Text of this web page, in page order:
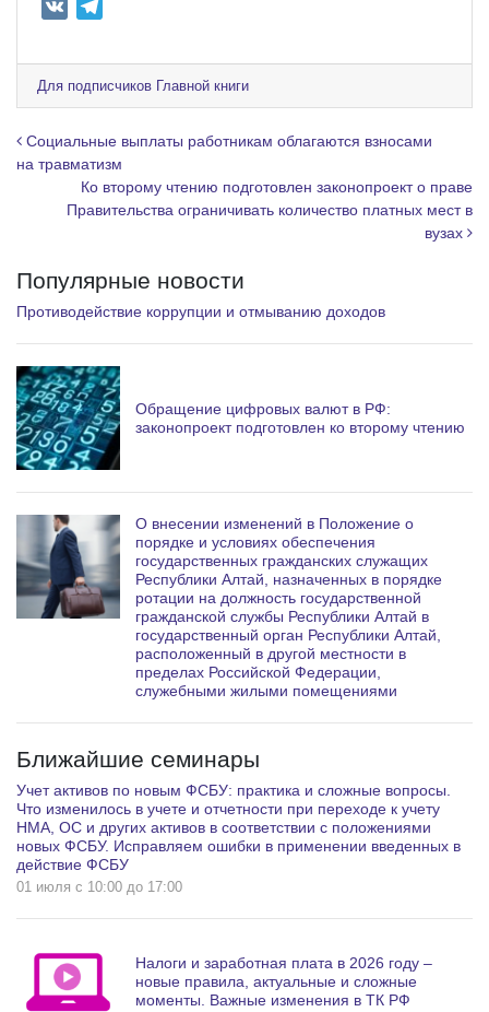
e
g
r
a
m
Для подписчиков Главной книги
Навигация по записям
Социальные выплаты работникам облагаются взносами
на травматизм
Ко второму чтению подготовлен законопроект о праве
Правительства ограничивать количество платных мест в
вузах
Популярные новости
Противодействие коррупции и отмыванию доходов
Обращение цифровых валют в РФ:
законопроект подготовлен ко второму чтению
О внесении изменений в Положение о
порядке и условиях обеспечения
государственных гражданских служащих
Республики Алтай, назначенных в порядке
ротации на должность государственной
гражданской службы Республики Алтай в
государственный орган Республики Алтай,
расположенный в другой местности в
пределах Российской Федерации,
служебными жилыми помещениями
Ближайшие семинары
Учет активов по новым ФСБУ: практика и сложные вопросы.
Что изменилось в учете и отчетности при переходе к учету
НМА, ОС и других активов в соответствии с положениями
новых ФСБУ. Исправляем ошибки в применении введенных в
действие ФСБУ
01 июля c 10:00 до 17:00
Налоги и заработная плата в 2026 году –
новые правила, актуальные и сложные
моменты. Важные изменения в ТК РФ